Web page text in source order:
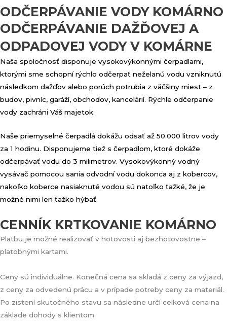
ODČERPÁVANIE VODY KOMÁRNO
ODČERPÁVANIE DAŽĎOVEJ A
ODPADOVEJ VODY V KOMÁRNE
Naša spoločnosť disponuje vysokovýkonnými čerpadlami,
ktorými sme schopní rýchlo odčerpať neželanú vodu vzniknutú
následkom dažďov alebo porúch potrubia z väčšiny miest – z
budov, pivníc, garáží, obchodov, kancelárií. Rýchle odčerpanie
vody zachráni Váš majetok.
Naše priemyselné čerpadlá dokážu odsať až 50.000 litrov vody
za 1 hodinu. Disponujeme tiež s čerpadlom, ktoré dokáže
odčerpávať vodu do 3 milimetrov. Vysokovýkonný vodný
vysávač pomocou sania odvodní vodu dokonca aj z kobercov,
nakoľko koberce nasiaknuté vodou sú natoľko ťažké, že je
možné nimi len ťažko hýbať.
CENNÍK KRTKOVANIE KOMÁRNO
Platbu je možné realizovať v hotovosti aj bezhotovostne –
platobnými kartami.
Ceny sú individuálne. Konečná cena sa skladá z ceny za výjazd,
z ceny za odvedenú prácu a v prípade potreby ceny za materiál.
Po zistení skutočného stavu sa následne určí celková cena na
základe dohody s klientom.